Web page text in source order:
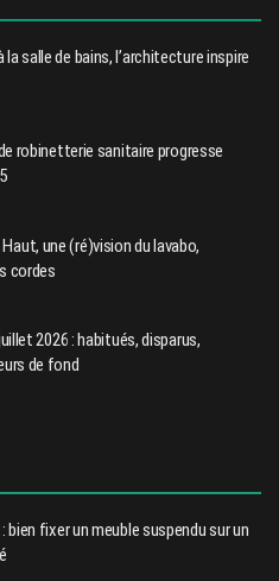
salle de bains, l’architecture inspire
robinetterie sanitaire progresse
une (ré)vision du lavabo,
cordes
2026 : habitués, disparus,
de fond
fixer un meuble suspendu sur un